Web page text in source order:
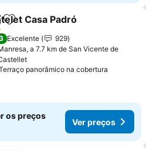
Adicionar aos favoritos
Casa Padró
Excelente
929
a 7.7 km de San Vicente de
panorâmico na cobertura
os preços
Ver preços